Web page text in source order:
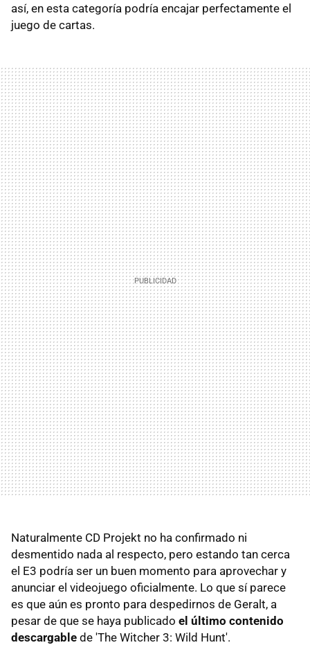
así, en esta categoría podría encajar perfectamente el
juego de cartas.
Naturalmente CD Projekt no ha confirmado ni
desmentido nada al respecto, pero estando tan cerca
el E3 podría ser un buen momento para aprovechar y
anunciar el videojuego oficialmente. Lo que sí parece
es que aún es pronto para despedirnos de Geralt, a
pesar de que se haya publicado el último contenido
descargable de 'The Witcher 3: Wild Hunt'.